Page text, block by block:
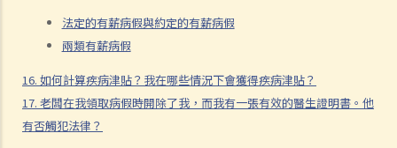
法定的有薪病假與約定的有薪病假
兩類有薪病假
16. 如何計算疾病津貼？我在哪些情況下會獲得疾病津貼？
17. 老闆在我領取病假時開除了我，而我有一張有效的醫生證明書。他
有否觸犯法律？
為他希望我自動辭職以逃避支付賠償或逃避發放產假。他可否這樣做？
22. 僱主可否透過報銷形式向政府申領發還產假薪酬？
23. 男性僱員應該做甚麼來放取侍產假？
24. 我在放侍產假期間應否享有薪金？
25. 僱員何時可以放侍產假？是否必須一次放完？